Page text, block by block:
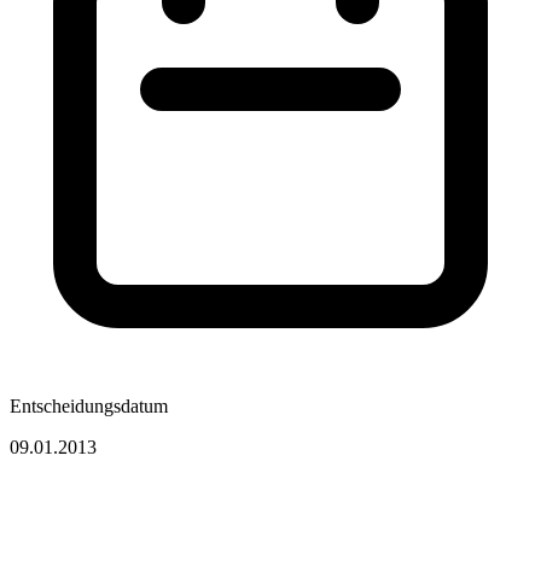
Entscheidungsdatum
09.01.2013